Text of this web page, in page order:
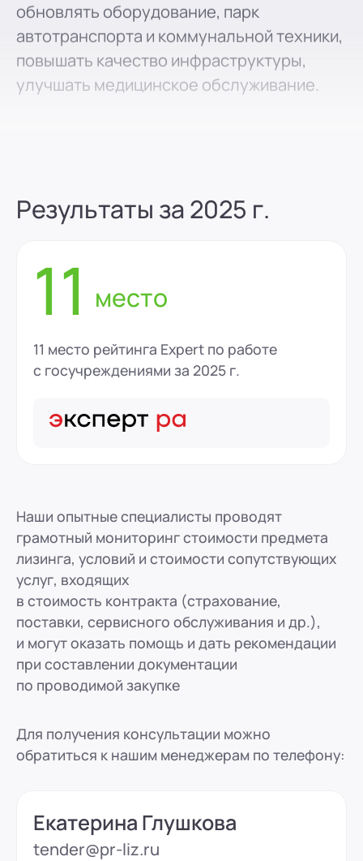
обновлять оборудование, парк
автотранспорта и коммунальной техники,
повышать качество инфраструктуры,
улучшать медицинское обслуживание.
Результаты за 2025 г.
11 место
11 место рейтинга Expert по работе
с госучреждениями за 2025 г.
Наши опытные специалисты проводят
грамотный мониторинг стоимости предмета
лизинга, условий и стоимости сопутствующих
услуг, входящих
в стоимость контракта (страхование,
поставки, сервисного обслуживания и др.),
и могут оказать помощь и дать рекомендации
при составлении документации
по проводимой закупке
Для получения консультации можно
обратиться к нашим менеджерам по телефону:
Екатерина Глушкова
tender@pr-liz.ru